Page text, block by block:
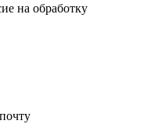
на обработку